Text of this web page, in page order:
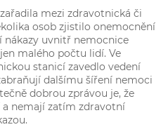
mezi zdravotnická či
osob zjistilo onemocnění
nákazy uvnitř nemocnice
malého počtu lidí. Ve
stanicí zavedlo vedení
dalšímu šíření nemoci
dobrou zprávou je, že
a nemají zatím zdravotní